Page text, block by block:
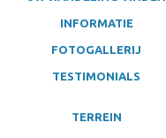
INFORMATIE
FOTOGALLERIJ
TESTIMONIALS
TERREIN